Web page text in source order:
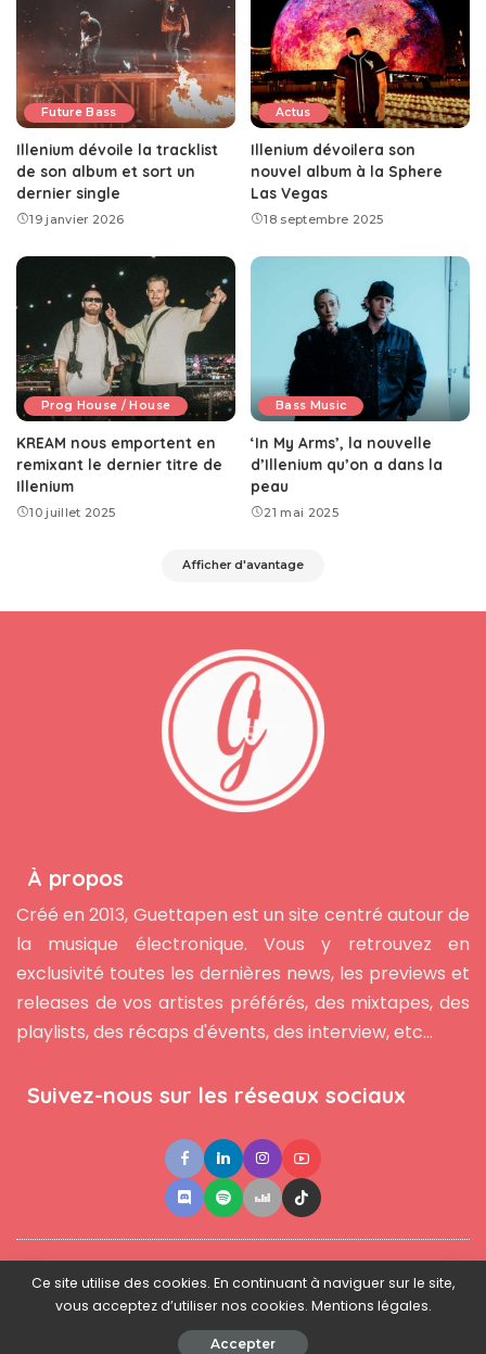
Future Bass
Illenium dévoile la tracklist
de son album et sort un
dernier single
19 janvier 2026
Actus
Illenium dévoilera son
nouvel album à la Sphere
Las Vegas
18 septembre 2025
Prog House / House
KREAM nous emportent en
remixant le dernier titre de
Illenium
10 juillet 2025
Bass Music
‘In My Arms’, la nouvelle
d’Illenium qu’on a dans la
peau
21 mai 2025
Afficher d'avantage
À propos
Créé en 2013, Guettapen est un site centré autour de
la musique électronique. Vous y retrouvez en
exclusivité toutes les dernières news, les previews et
releases de vos artistes préférés, des mixtapes, des
playlists, des récaps d'évents, des interview, etc...
Suivez-nous sur les réseaux sociaux
Contact ●Newsletter ● L'équipe ● Mentions légales
© 2025 - www.guettapen.com - Tous droits réservés.
Ce site utilise des cookies. En continuant à naviguer sur le site,
vous acceptez d’utiliser nos cookies. Mentions légales.
Accepter